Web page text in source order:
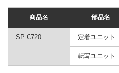
商品名 部品名
SP C720 定着ユニット
転写ユニット